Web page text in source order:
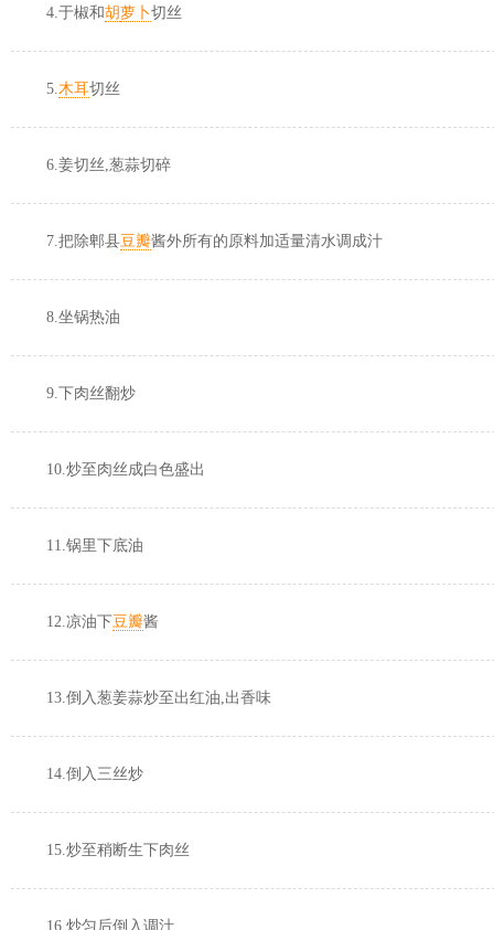
4.于椒和胡萝卜切丝
5.木耳切丝
6.姜切丝,葱蒜切碎
7.把除郫县豆瓣酱外所有的原料加适量清水调成汁
8.坐锅热油
9.下肉丝翻炒
10.炒至肉丝成白色盛出
11.锅里下底油
12.凉油下豆瓣酱
13.倒入葱姜蒜炒至出红油,出香味
14.倒入三丝炒
15.炒至稍断生下肉丝
16.炒匀后倒入调汁